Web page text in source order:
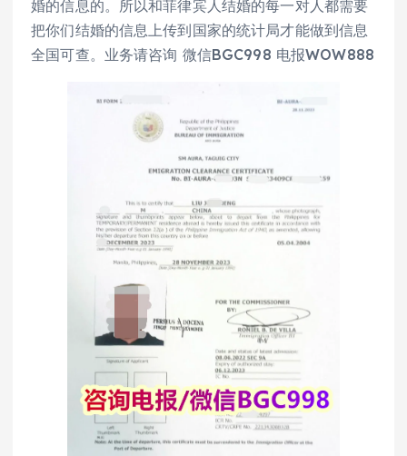
婚的信息的。所以和菲律宾人结婚的每一对人都需要
把你们结婚的信息上传到国家的统计局才能做到信息
全国可查。业务请咨询 微信BGC998 电报WOW888